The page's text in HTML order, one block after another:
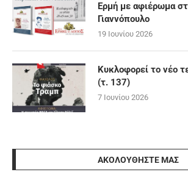
Ερμή με αφιέρωμα
Γιαννόπουλο
19 Ιουνίου 2026
Κυκλοφορεί το νέο
(τ. 137)
7 Ιουνίου 2026
ΑΚΟΛΟΥΘΉΣΤΕ ΜΑΣ